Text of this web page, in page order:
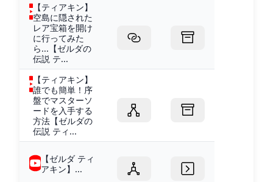
【ティアキン】
空島に隠された
レア宝箱を開け
に行ってみた
ら...【ゼルダの
伝説 テ...
【ティアキン】
誰でも簡単！序
盤でマスターソ
ードを入手する
方法【ゼルダの
伝説 ティ...
【ゼルダ ティ
アキン】...